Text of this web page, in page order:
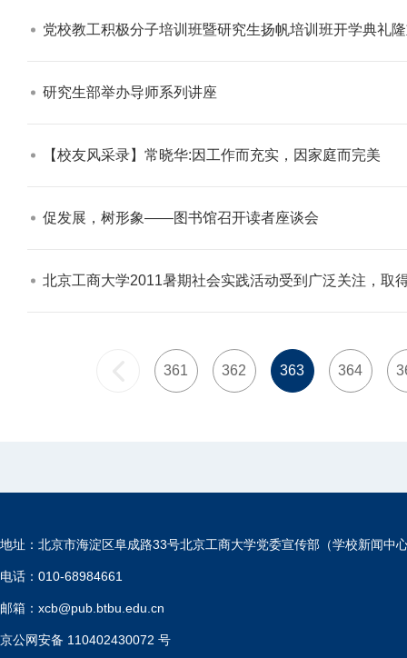
党校教工积极分子培训班暨研究生扬帆培训班开学典礼
研究生部举办导师系列讲座​
【校友风采录】常晓华:因工作而充实，因家庭而完美​
促发展，树形象——图书馆召开读者座谈会​
北京工商大学2011暑期社会实践活动受到广泛关注，取
361 362 363 364
地址：北京市海淀区阜成路33号北京工商大学党委宣传部（学校新闻中
电话：010-68984661
邮箱：xcb@pub.btbu.edu.cn
京公网安备 110402430072 号